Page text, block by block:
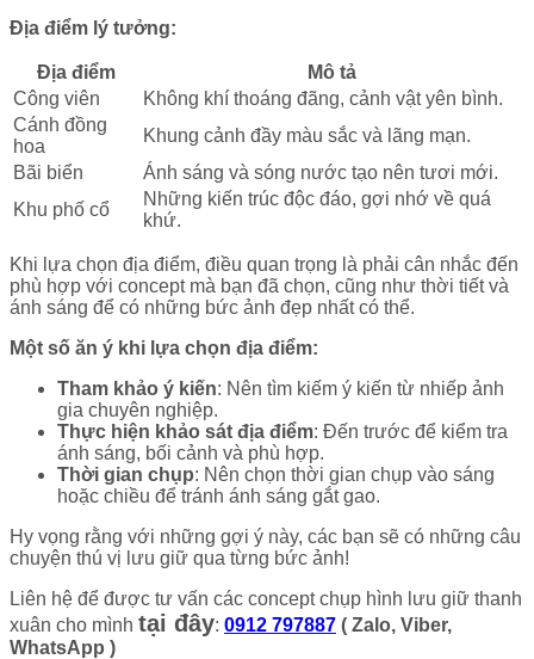
Địa điểm lý tưởng:
Địa điểm
Mô tả
Công viên
Không khí thoáng đãng, cảnh vật yên bình.
Cánh đồng
hoa
Khung cảnh đầy màu sắc và lãng mạn.
Bãi biển
Ánh sáng và sóng nước tạo nên tươi mới.
Khu phố cổ
Những kiến trúc độc đáo, gợi nhớ về quá
khứ.
Khi lựa chọn địa điểm, điều quan trọng là phải cân nhắc đến
phù hợp với concept mà bạn đã chọn, cũng như thời tiết và
ánh sáng để có những bức ảnh đẹp nhất có thể.
Một số ăn ý khi lựa chọn địa điểm:
Tham khảo ý kiến: Nên tìm kiếm ý kiến từ nhiếp ảnh
gia chuyên nghiệp.
Thực hiện khảo sát địa điểm: Đến trước để kiểm tra
ánh sáng, bối cảnh và phù hợp.
Thời gian chụp: Nên chọn thời gian chụp vào sáng
hoặc chiều để tránh ánh sáng gắt gao.
Hy vọng rằng với những gợi ý này, các bạn sẽ có những câu
chuyện thú vị lưu giữ qua từng bức ảnh!
Liên hệ để được tư vấn các concept chụp hình lưu giữ thanh
xuân cho mình tại đây: 0912 797887 ( Zalo, Viber,
WhatsApp )